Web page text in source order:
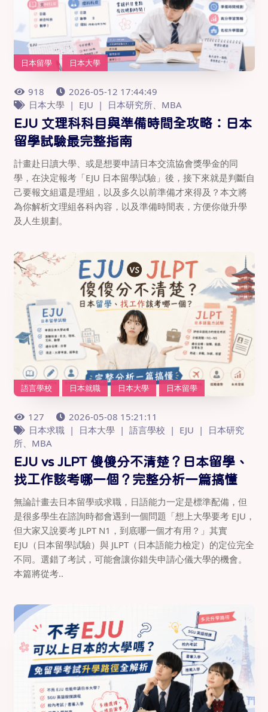
日本留學 日本大學
918
2026-05-12 17:44:49
日本大學
EJU 日本研究所、MBA
EJU 文理科科目與準備時間全攻略：日本
留學試驗最完整指南
計畫赴日讀大學、或是想要申請日本交流協會獎學金的同
學，在決定報考「EJU 日本留學試驗」後，接下來就是判斷自
己要報文組還是理組，以及多久以前準備才來得及？本文將
為你解析文理組各科內容，以及準備時間表，方便你做升學
及人生規劃。
語言學校 日本就職 日本大學 日本留學
127
2026-05-08 15:21:11
日本求職
日本大學 語言學校 EJU
日本研究
所、MBA
EJU vs JLPT 傻傻分不清楚？日本留學、
找工作該考哪一個？完整分析一篇搞懂
無論計畫去日本留學或求職，日語能力一定是標準配備，但
是很多學生在諮詢時都會遇到一個問題「想上大學要考 EJU，
但大家又說要考 JLPT N1，到底哪一個才有用？」其實
EJU（日本留學試驗）與 JLPT（日本語能力檢定）的定位完全
不同。選錯了考試，可能會讓你錯失申請心儀大學的機會。
本篇將從考..